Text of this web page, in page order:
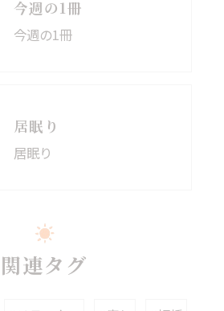
今週の1冊
今週の1冊
居眠り
居眠り
関連タグ